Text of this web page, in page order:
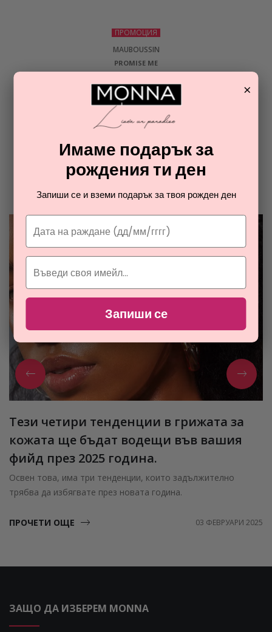
ПРОМОЦИЯ
MAUBOUSSIN
PROMISE ME
парфюмна вода за жени
19,36 €
ОТ РАЯ НА ПАРФЮМИТЕ И
КОЗМЕТИКАТА
Разгледайте най-новите ни тайни съвети за парфюмите и
козметиката
Тези четири тенденции в грижата за
кожата ще бъдат водещи във вашия
фийд през 2025 година.
Освен това, има три тенденции, които задължително
трябва да избягвате през новата година.
ПРОЧЕТИ ОЩЕ 03 ФЕВРУАРИ 2025
ЗАЩО ДА ИЗБЕРЕМ MONNA
×
Имаме подарък за
рождения ти ден
Запиши се и вземи подарък за твоя рожден ден
Запиши се